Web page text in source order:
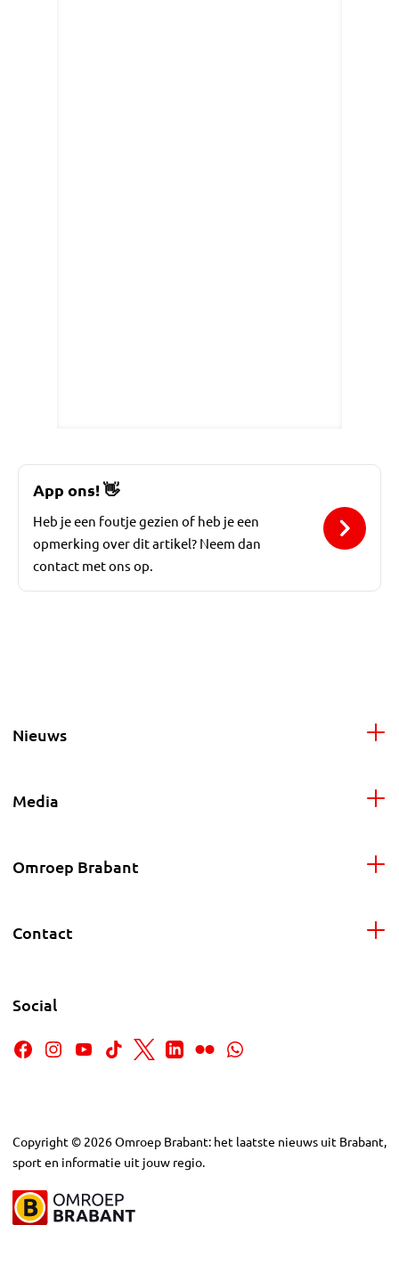
App ons!👋
Heb je een foutje gezien of heb je een
opmerking over dit artikel? Neem dan
contact met ons op.
Nieuws
Media
Omroep Brabant
Contact
Social
Copyright © 2026Omroep Brabant: het laatste nieuws uit Brabant,
sport en informatie uit jouw regio.